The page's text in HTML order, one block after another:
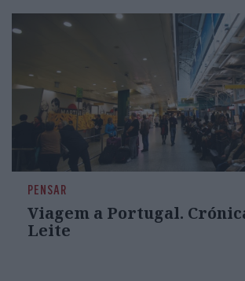
PENSAR
Viagem a Portugal.
Leite